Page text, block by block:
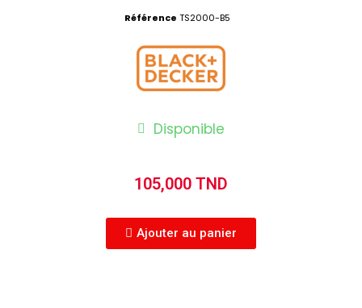
Référence TS2000-B5
Disponible
105,000 TND
Ajouter au panier